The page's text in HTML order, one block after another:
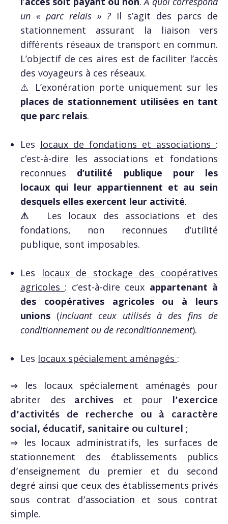
un « parc relais » ? Il s’agit des parcs de
stationnement assurant la liaison vers
différents réseaux de transport en commun.
L’objectif de ces aires est de faciliter l’accès
des voyageurs à ces réseaux.
⚠ L’exonération porte uniquement sur les
places de stationnement utilisées en tant
que parc relais.
Les locaux de fondations et associations :
c’est-à-dire les associations et fondations
reconnues d’utilité publique
pour les
locaux qui leur appartiennent et au sein
desquels elles exercent leur activité.
⚠
Les locaux des associations et des
fondations, non reconnues d’utilité
publique, sont imposables.
Les locaux de stockage des coopératives
agricoles : c’est-à-dire ceux appartenant à
des coopératives agricoles ou à leurs
unions (incluant ceux utilisés à des fins de
conditionnement ou de reconditionnement).
Les locaux spécialement aménagés :
⇒ les locaux spécialement aménagés pour
abriter des archives et pour l’exercice
d’activités de recherche ou à caractère
social, éducatif, sanitaire ou culturel;
⇒ les locaux administratifs, les surfaces de
stationnement des établissements publics
d’enseignement du premier et du second
degré ainsi que ceux des établissements privés
sous contrat d’association et sous contrat
simple.